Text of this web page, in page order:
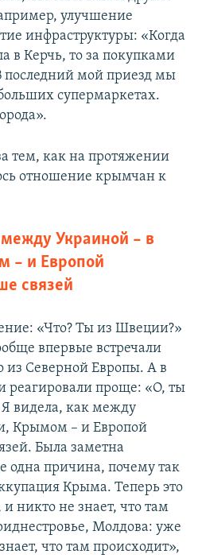
улучшение
инфраструктуры: «Когда
в Керчь, то за покупками
мой приезд мы
супермаркетах.
тем, как на протяжении
отношение крымчан к
Украиной – в
– и Европой
связей
«Что? Ты из Швеции?»
впервые встречали
из Северной Европы. А в
реагировали проще: «О, ты
видела, как между
Крымом – и Европой
Была заметна
одна причина, почему так
Крыма. Теперь это
никто не знает, что там
Молдова: уже
что там происходит»,